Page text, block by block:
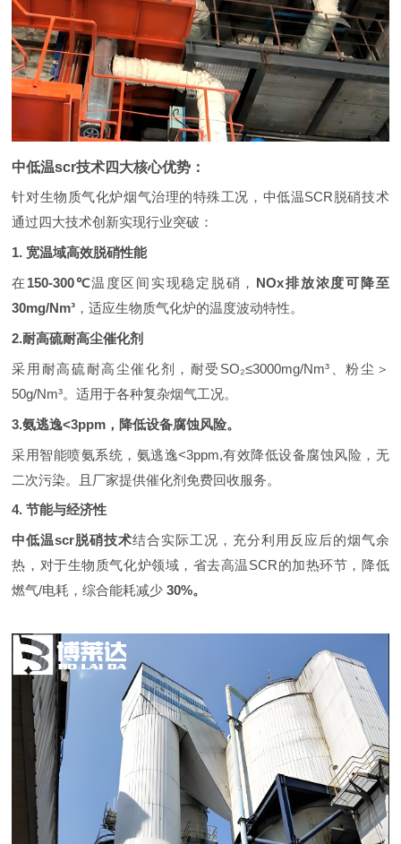
中低温scr技术四大核心优势：
针对生物质气化炉烟气治理的特殊工况，中低温SCR脱硝技术
通过四大技术创新实现行业突破：
1. 宽温域高效脱硝性能
在 150-300℃温度区间实现稳定脱硝， NOx排放浓度可降至
30mg/Nm³ ，适应生物质气化炉的温度波动特性。
2.耐高硫耐高尘催化剂
采用耐高硫耐高尘催化剂，耐受SO₂≤3000mg/Nm³、粉尘＞
50g/Nm³。适用于各种复杂烟气工况。
3.氨逃逸<3ppm，降低设备腐蚀风险。
采用智能喷氨系统，氨逃逸<3ppm,有效降低设备腐蚀风险，无
二次污染。且厂家提供催化剂免费回收服务。
4. 节能与经济性
中低温scr脱硝技术结合实际工况，充分利用反应后的烟气余
热，对于生物质气化炉领域，省去高温SCR的加热环节，降低
燃气/电耗，综合能耗减少30%。